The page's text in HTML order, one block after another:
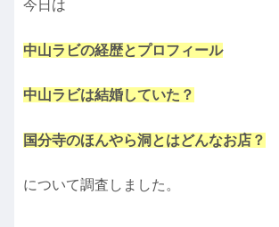
今日は
中山ラビの経歴とプロフィール
中山ラビは結婚していた？
国分寺のほんやら洞とはどんなお店？
について調査しました。